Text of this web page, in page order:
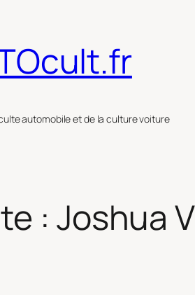
automobile et de la culture voiture
: Joshua